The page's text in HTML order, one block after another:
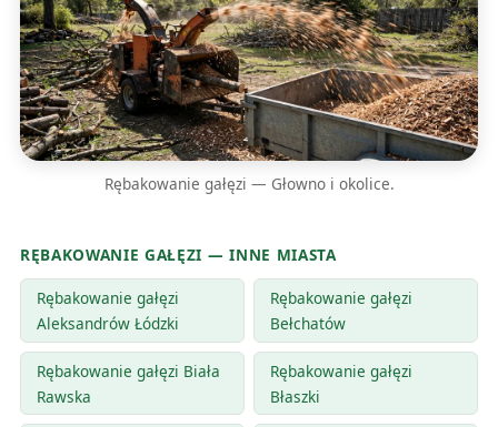
Rębakowanie gałęzi — Głowno i okolice.
RĘBAKOWANIE GAŁĘZI — INNE MIASTA
Rębakowanie gałęzi
Aleksandrów Łódzki
Rębakowanie gałęzi
Bełchatów
Rębakowanie gałęzi Biała
Rawska
Rębakowanie gałęzi
Błaszki